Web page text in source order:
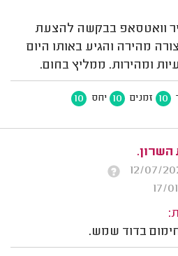
וואטסאפ בבקשה להצעת
מהירה והגיע באותו היום
ומהירות. ממליץ בחום.
10 זמנים 10 יחס 10
השרון.
בדוד שמש.